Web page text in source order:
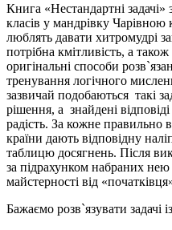
Книга «Нестандартні
класів у мандрівку
люблять давати хитромудрі
потрібна кмітливість, а
оригінальні способи
тренування логічного
зазвичай подобаються такі
рішення, а знайдені
радість. За кожне правильно
країни дають відповідну
таблицю досягнень. Після
за підрахунком набраних нею
майстерності від
Бажаємо розв`язувати задачі